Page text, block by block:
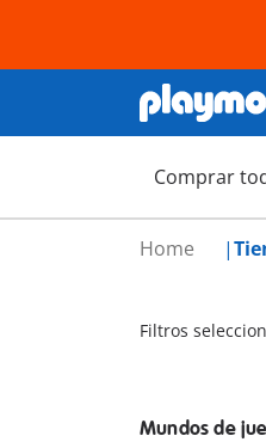
Comprar
Home
Filtros
Mundos de